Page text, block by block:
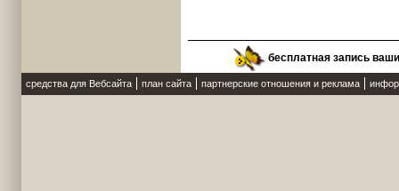
бесплатная запись
средства для Вебсайта план сайта партнерские отношения и реклама